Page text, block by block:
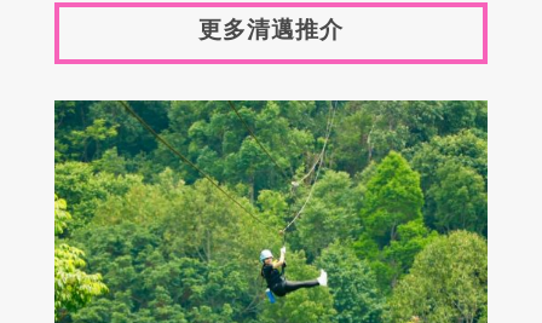
更多清邁推介